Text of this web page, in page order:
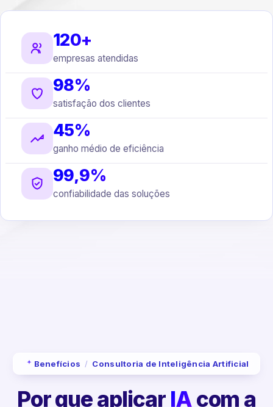
120+
empresas atendidas
98%
satisfação dos clientes
45%
ganho médio de eficiência
99,9%
confiabilidade das soluções
Benefícios / Consultoria de Inteligência Artificial
Por que aplicar IAcom a